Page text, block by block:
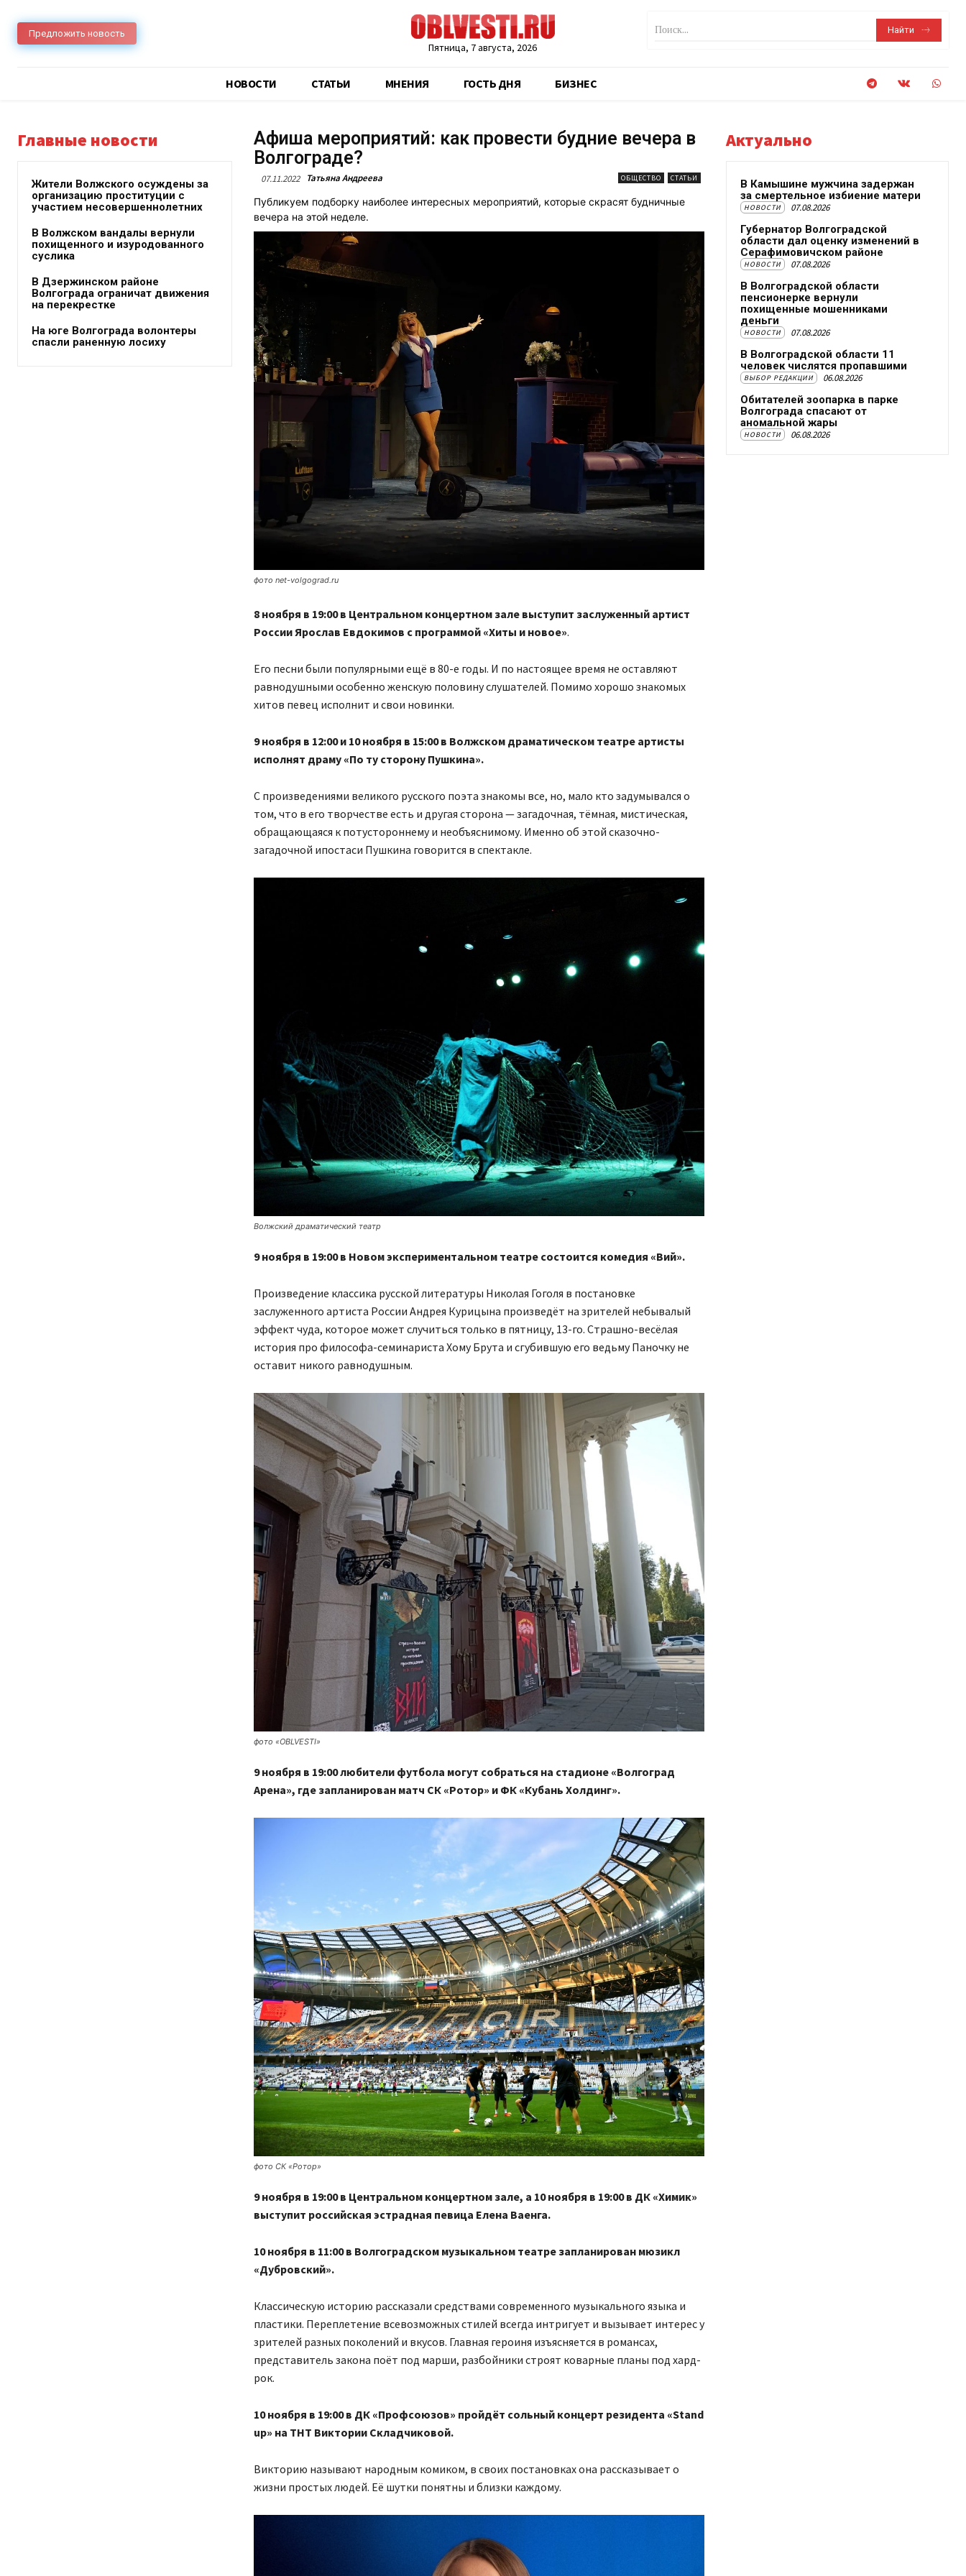
Предложить новость
Пятница, 7 августа, 2026
Поиск... Найти
НОВОСТИ CТАТЬИ МНЕНИЯ ГОСТЬ ДНЯ БИЗНЕС
Главные новости
Жители Волжского осуждены за
организацию проституции с
участием несовершеннолетних
В Волжском вандалы вернули
похищенного и изуродованного
суслика
В Дзержинском районе
Волгограда ограничат движения
на перекрестке
На юге Волгограда волонтеры
спасли раненную лосиху
Афиша мероприятий: как провести будние вечера в
Волгограде?
07.11.2022 Татьяна Андреева ОБЩЕСТВО СТАТЬИ
Публикуем подборку наиболее интересных мероприятий, которые скрасят будничные
вечера на этой неделе.
фото net-volgograd.ru
8 ноября в 19:00 в Центральном концертном зале выступит заслуженный артист
России Ярослав Евдокимов с программой «Хиты и новое».
Его песни были популярными ещё в 80-е годы. И по настоящее время не оставляют
равнодушными особенно женскую половину слушателей. Помимо хорошо знакомых
хитов певец исполнит и свои новинки.
9 ноября в 12:00 и 10 ноября в 15:00 в Волжском драматическом театре артисты
исполнят драму «По ту сторону Пушкина».
С произведениями великого русского поэта знакомы все, но, мало кто задумывался о
том, что в его творчестве есть и другая сторона — загадочная, тёмная, мистическая,
обращающаяся к потустороннему и необъяснимому. Именно об этой сказочно-
загадочной ипостаси Пушкина говорится в спектакле.
Волжский драматический театр
9 ноября в 19:00 в Новом экспериментальном театре состоится комедия «Вий».
Произведение классика русской литературы Николая Гоголя в постановке
заслуженного артиста России Андрея Курицына произведёт на зрителей небывалый
эффект чуда, которое может случиться только в пятницу, 13-го. Страшно-весёлая
история про философа-семинариста Хому Брута и сгубившую его ведьму Паночку не
оставит никого равнодушным.
фото «OBLVESTI»
9 ноября в 19:00 любители футбола могут собраться на стадионе «Волгоград
Арена», где запланирован матч СК «Ротор» и ФК «Кубань Холдинг».
фото СК «Ротор»
9 ноября в 19:00 в Центральном концертном зале, а 10 ноября в 19:00 в ДК «Химик»
выступит российская эстрадная певица Елена Ваенга.
10 ноября в 11:00 в Волгоградском музыкальном театре запланирован мюзикл
«Дубровский».
Классическую историю рассказали средствами современного музыкального языка и
пластики. Переплетение всевозможных стилей всегда интригует и вызывает интерес у
зрителей разных поколений и вкусов. Главная героиня изъясняется в романсах,
представитель закона поёт под марши, разбойники строят коварные планы под хард-
рок.
10 ноября в 19:00 в ДК «Профсоюзов» пройдёт сольный концерт резидента «Stand
up» на ТНТ Виктории Складчиковой.
Викторию называют народным комиком, в своих постановках она рассказывает о
жизни простых людей. Её шутки понятны и близки каждому.
Актуально
В Камышине мужчина задержан
за смертельное избиение матери
НОВОСТИ 07.08.2026
Губернатор Волгоградской
области дал оценку изменений в
Серафимовичском районе
НОВОСТИ 07.08.2026
В Волгоградской области
пенсионерке вернули
похищенные мошенниками
деньги
НОВОСТИ 07.08.2026
В Волгоградской области 11
человек числятся пропавшими
ВЫБОР РЕДАКЦИИ 06.08.2026
Обитателей зоопарка в парке
Волгограда спасают от
аномальной жары
НОВОСТИ 06.08.2026